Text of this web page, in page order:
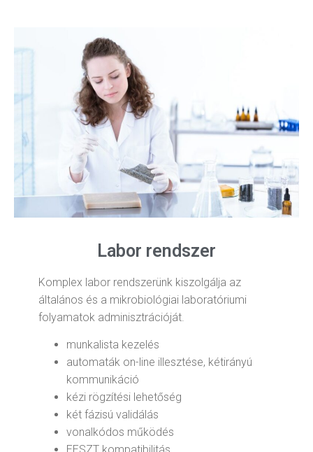
Labor rendszer
Komplex labor rendszerünk kiszolgálja az
általános és a mikrobiológiai laboratóriumi
folyamatok adminisztrációját.
munkalista kezelés
automaták on-line illesztése, kétirányú
kommunikáció
kézi rögzítési lehetőség
két fázisú validálás
vonalkódos működés